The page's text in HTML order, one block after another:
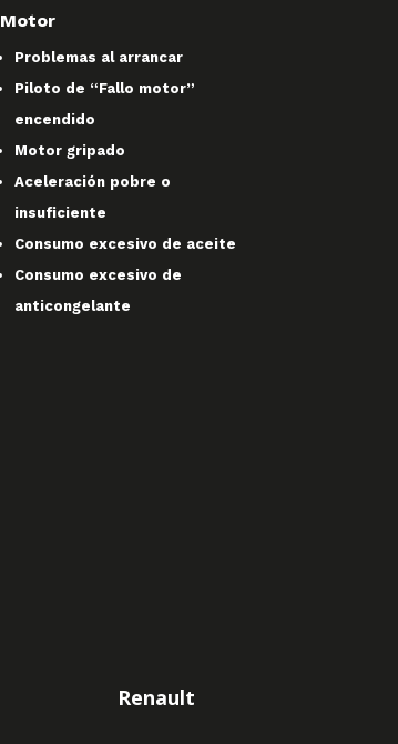
Motor
Problemas al arrancar
Piloto de “Fallo motor”
encendido
Motor gripado
Aceleración pobre o
insuficiente
Consumo excesivo de aceite
Consumo excesivo de
anticongelante
Renault